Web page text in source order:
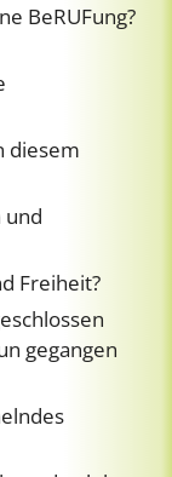
BeRUFung?
diesem
und
Freiheit?
gegangen